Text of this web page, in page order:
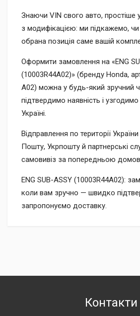
Знаючи VIN свого авто, простіше
з модифікацією: ми підкажемо, чи
обрана позиція саме вашій
Оформити замовлення на «ENG
(10003R44A02)» (бренду Honda,
A02) можна у будь-який зручний
підтвердимо наявність і
Україні.
Відправлення по території
Пошту, Укрпошту й партнерські
самовивіз за попередньою
ENG SUB-ASSY (10003R44A02):
коли вам зручно — швидко
запропонуємо доставку.
Контакти